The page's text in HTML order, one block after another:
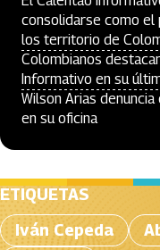
consolidarse como el
los territorio de
Colombianos
Informativo en su
Wilson Arias
en su oficina
ETIQUETAS
Iván Cepeda